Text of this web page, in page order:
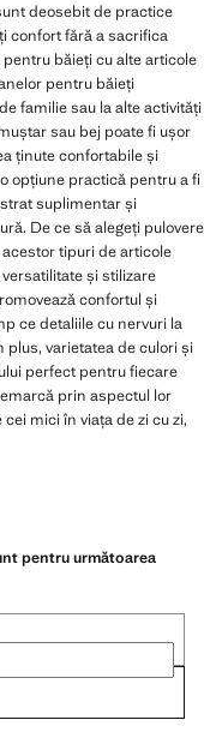
deosebit de practice
confort fără a sacrifica
băieți cu alte articole
pentru băieți
familie sau la alte activități
sau bej poate fi ușor
ținute confortabile și
opțiune practică pentru a fi
suplimentar și
De ce să alegeți pulovere
tipuri de articole
și stilizare
confortul și
ce detaliile cu nervuri la
varietatea de culori și
perfect pentru fiecare
prin aspectul lor
mici în viața de zi cu zi,
pentru următoarea